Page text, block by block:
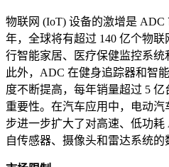
物联网 (IoT) 设备的激增是 ADC
年，全球将有超过 140 亿个物
行智能家居、医疗保健监控系统
此外，ADC 在健身追踪器和智
度不断提高，每年销量超过 5
重要性。在汽车应用中，电动
步进一步扩大了对高速、低功
自传感器、摄像头和雷达系统的